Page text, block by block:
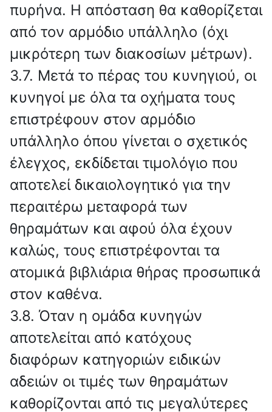
πυρήνα. Η απόσταση θα καθορίζεται
από τον αρμόδιο υπάλληλο (όχι
μικρότερη των διακοσίων μέτρων).
3.7. Μετά το πέρας του κυνηγιού, οι
κυνηγοί με όλα τα οχήματα τους
επιστρέφουν στον αρμόδιο
υπάλληλο όπου γίνεται ο σχετικός
έλεγχος, εκδίδεται τιμολόγιο που
αποτελεί δικαιολογητικό για την
περαιτέρω μεταφορά των
θηραμάτων και αφού όλα έχουν
καλώς, τους επιστρέφονται τα
ατομικά βιβλιάρια θήρας προσωπικά
στον καθένα.
3.8. Όταν η ομάδα κυνηγών
αποτελείται από κατόχους
διαφόρων κατηγοριών ειδικών
αδειών οι τιμές των θηραμάτων
καθορίζονται από τις μεγαλύτερες